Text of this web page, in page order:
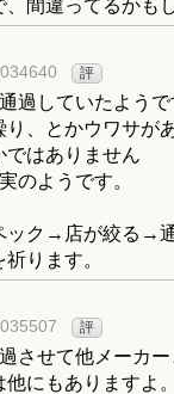
、間違ってるかも
評
過していたよう
、とかウワサが
ではありません
のようです。
ック→店が絞る→
ります。
評
させて他メーカ
にもありますよ。